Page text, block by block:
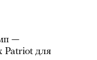
—
Patriot для